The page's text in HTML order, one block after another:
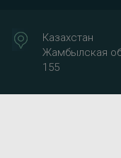
Казахстан
Жамбылская
155